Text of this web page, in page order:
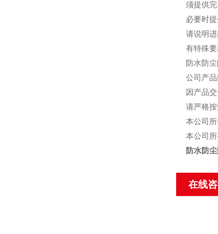
须提供
必要时
请说明
有特殊
防水防
公司产
因产品
请严格
本公司
本公司
防水防
在线